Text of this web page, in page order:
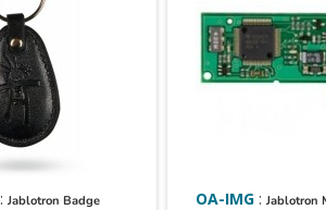
:Jablotron Badge
OA-IMG :Jablotron